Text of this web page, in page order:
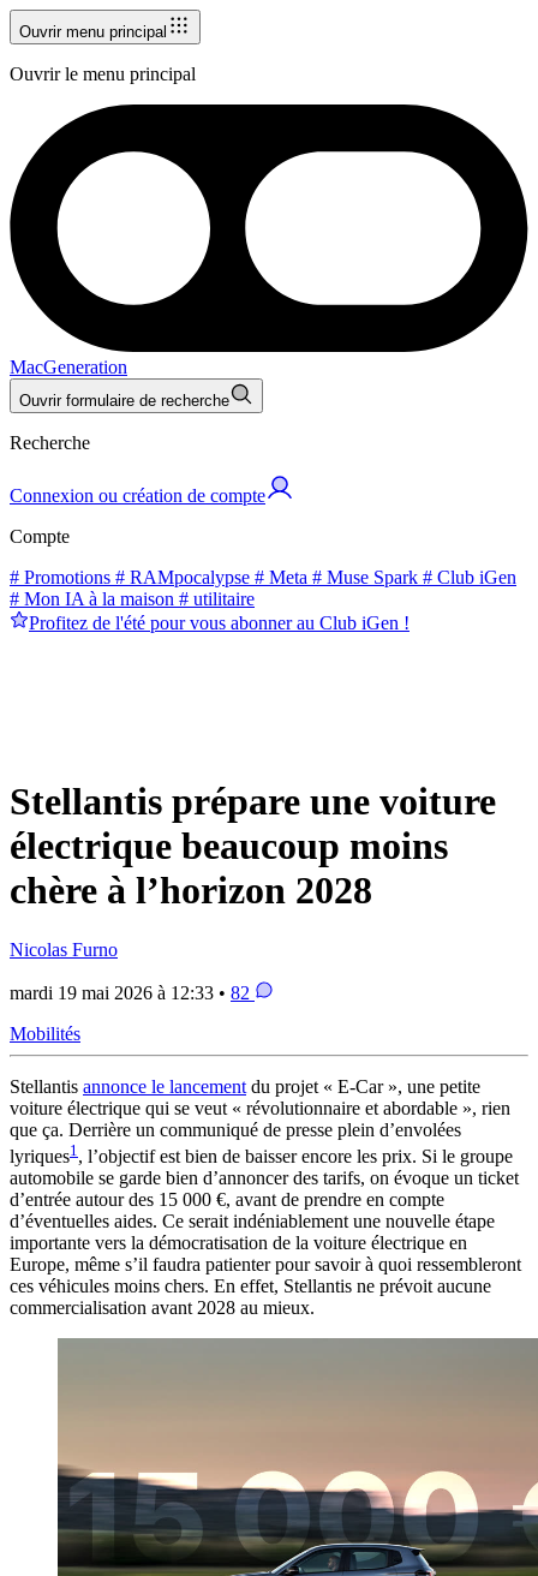
Ouvrir menu principal
Ouvrir le menu principal
MacGeneration
Ouvrir formulaire de recherche
Recherche
Connexion ou création de compte
Compte
# Promotions # RAMpocalypse # Meta # Muse Spark # Club iGen
# Mon IA à la maison # utilitaire
Profitez de l'été pour vous abonner au Club iGen !
Stellantis prépare une voiture
électrique beaucoup moins
chère à l’horizon 2028
Nicolas Furno
mardi 19 mai 2026 à 12:33 • 82
Mobilités
Stellantis annonce le lancement du projet « E-Car », une petite
voiture électrique qui se veut « révolutionnaire et abordable », rien
que ça. Derrière un communiqué de presse plein d’envolées
lyriques1 , l’objectif est bien de baisser encore les prix. Si le groupe
automobile se garde bien d’annoncer des tarifs, on évoque un ticket
d’entrée autour des 15 000 €, avant de prendre en compte
d’éventuelles aides. Ce serait indéniablement une nouvelle étape
importante vers la démocratisation de la voiture électrique en
Europe, même s’il faudra patienter pour savoir à quoi ressembleront
ces véhicules moins chers. En effet, Stellantis ne prévoit aucune
commercialisation avant 2028 au mieux.